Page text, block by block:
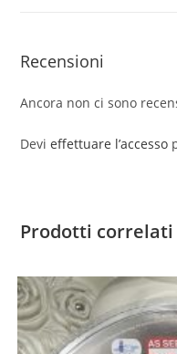
Recensioni
Ancora non ci sono
Devieffettuare l’accesso
Prodotti correlati